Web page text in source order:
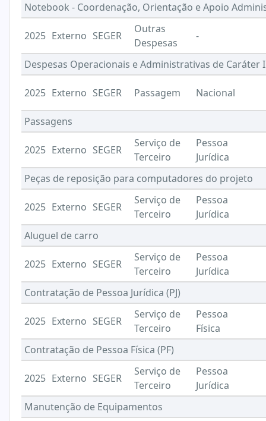
Notebook - Coordenação, Orientação e Apoio
2025 Externo SEGER
Outras
Despesas
-
Despesas Operacionais e Administrativas de Caráter
2025 Externo SEGER Passagem Nacional
Passagens
2025 Externo SEGER
Serviço de
Terceiro
Pessoa
Jurídica
Peças de reposição para computadores do projeto
2025 Externo SEGER
Serviço de
Terceiro
Pessoa
Jurídica
Aluguel de carro
2025 Externo SEGER
Serviço de
Terceiro
Pessoa
Jurídica
Contratação de Pessoa Jurídica (PJ)
2025 Externo SEGER
Serviço de
Terceiro
Pessoa
Física
Contratação de Pessoa Física (PF)
2025 Externo SEGER
Serviço de
Terceiro
Pessoa
Jurídica
Manutenção de Equipamentos